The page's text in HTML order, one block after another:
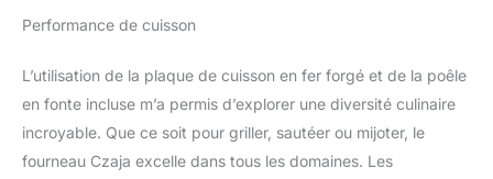
de cuisson variée. 🌟
MONTAGE ET
DÉMONTAGE RAPIDES :
La manipulation simple
Performance de cuisson
L’utilisation de la plaque de cuisson en fer forgé et de la poêle
en fonte incluse m’a permis d’explorer une diversité culinaire
incroyable. Que ce soit pour griller, sautéer ou mijoter, le
fourneau Czaja excelle dans tous les domaines. Les